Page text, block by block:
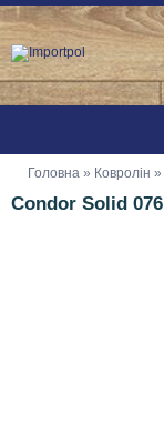
Головна » Ковролін »
Condor Solid 076